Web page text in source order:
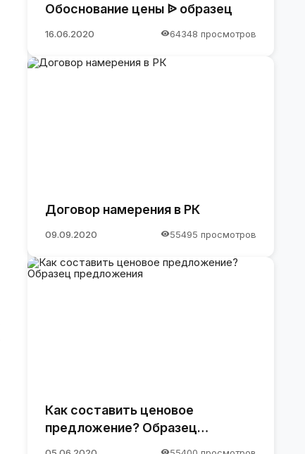
Обоснование цены ᐉ образец
16.06.2020 64348 просмотров
Договор намерения в РК
09.09.2020 55495 просмотров
Как составить ценовое
предложение? Образец